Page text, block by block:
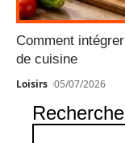
Comment
de cuisine
Loisirs 05/07/2026
Recherche